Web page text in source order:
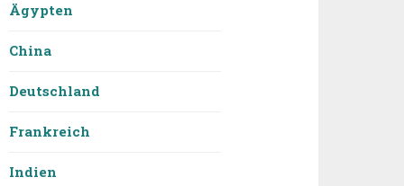
Ägypten
China
Deutschland
Frankreich
Indien